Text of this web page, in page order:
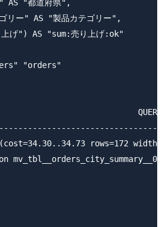
AS "都道府県",
リー" AS "製品カテゴリー",
げ") AS "sum:売り上げ:ok"
"orders"
rows=172